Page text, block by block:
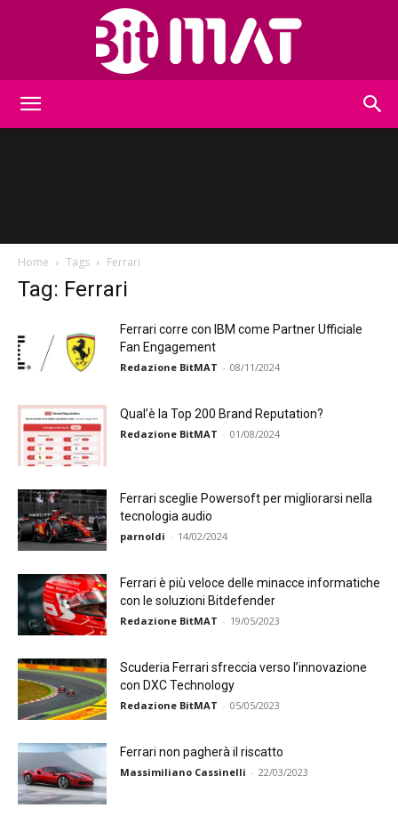
Home Tags Ferrari
Tag: Ferrari
Ferrari corre con IBM come Partner Ufficiale
Fan Engagement
Redazione BitMAT - 08/11/2024
Qual’è la Top 200 Brand Reputation?
Redazione BitMAT - 01/08/2024
Ferrari sceglie Powersoft per migliorarsi nella
tecnologia audio
parnoldi - 14/02/2024
Ferrari è più veloce delle minacce informatiche
con le soluzioni Bitdefender
Redazione BitMAT - 19/05/2023
Scuderia Ferrari sfreccia verso l’innovazione
con DXC Technology
Redazione BitMAT - 05/05/2023
Ferrari non pagherà il riscatto
Massimiliano Cassinelli - 22/03/2023